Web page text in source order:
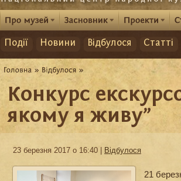
Події Новини Відбулося Статті
Конкурс
якому я живу”
23 березня 2017 о 16:40 | Відбулося
21